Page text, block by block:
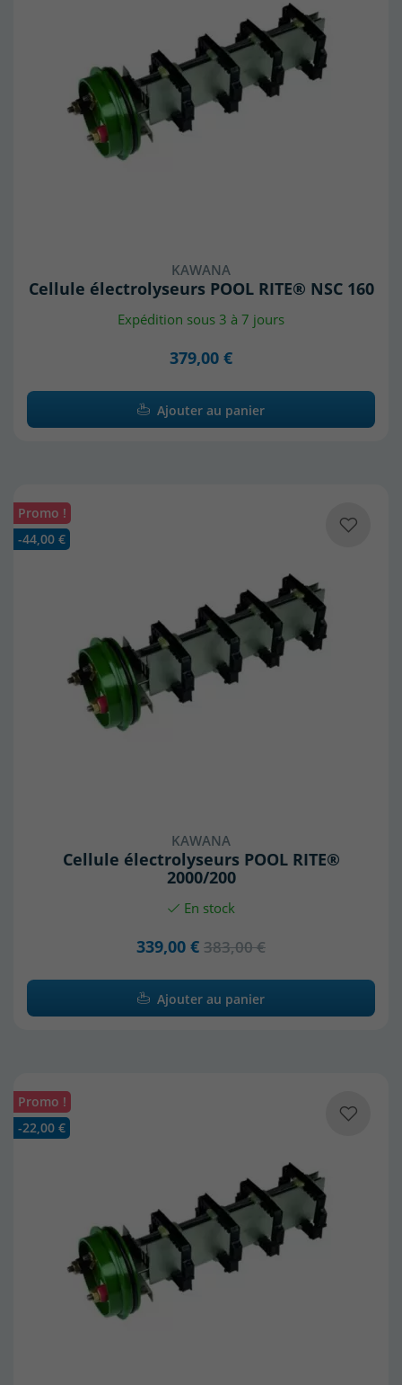
KAWANA
Cellule électrolyseurs POOL RITE® NSC 160
Expédition sous 3 à 7 jours
379,00 €
Ajouter au panier
KAWANA
Cellule électrolyseurs POOL RITE®
2000/200
En stock
339,00 € 383,00 €
Promo !
-44,00 €
Ajouter au panier
Promo !
-22,00 €